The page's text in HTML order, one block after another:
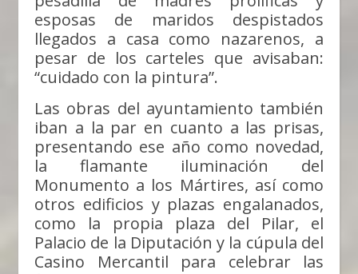
esposas de maridos despistados
llegados a casa como nazarenos, a
pesar de los carteles que avisaban:
“cuidado con la pintura”.
Las obras del ayuntamiento también
iban a la par en cuanto a las prisas,
presentando ese año como novedad,
la flamante iluminación del
Monumento a los Mártires, así como
otros edificios y plazas engalanados,
como la propia plaza del Pilar, el
Palacio de la Diputación y la cúpula del
Casino Mercantil para celebrar las